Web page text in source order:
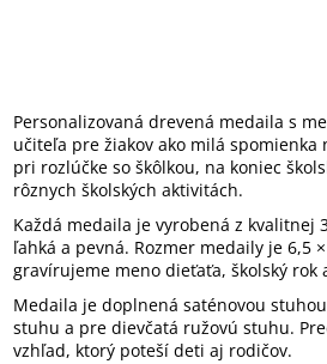
Personalizovaná drevená medaila s
učiteľa pre žiakov ako milá
pri rozlúčke so škôlkou, na koniec
rôznych školských aktivitách.
Každá medaila je vyrobená z
ľahká a pevná. Rozmer medaily je 6,5
gravírujeme meno dieťaťa, školský
Medaila je doplnená saténovou
stuhu a pre dievčatá ružovú stuhu.
vzhľad, ktorý poteší deti aj rodičov.